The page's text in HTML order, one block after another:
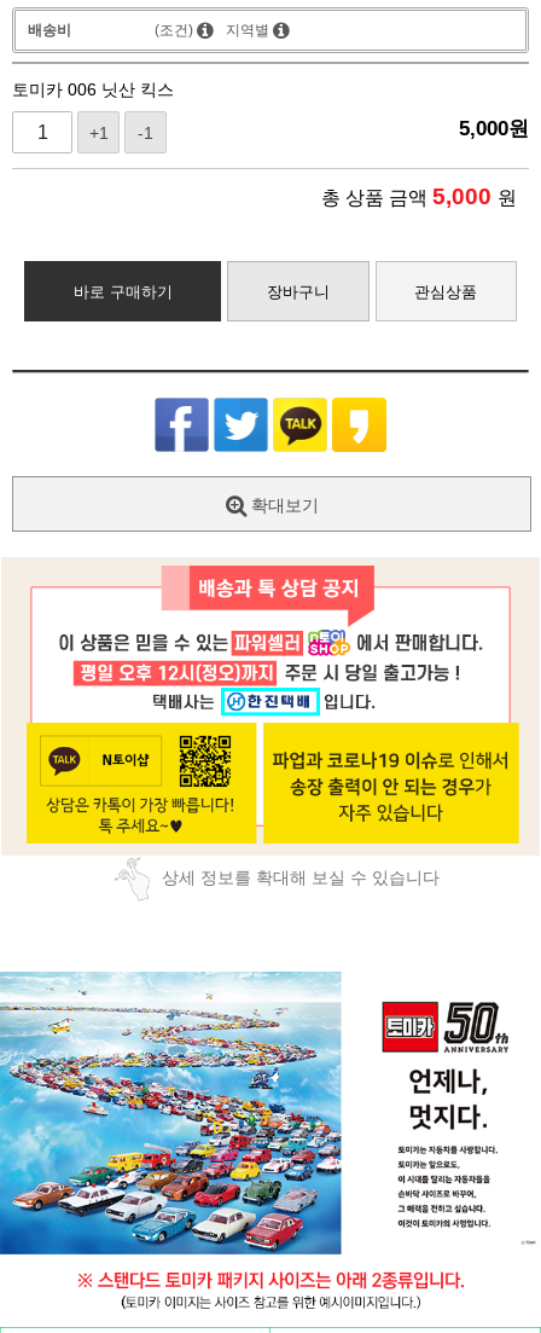
배송비 (조건) 지역별
토미카 006 닛산 킥스
+1 -1 5,000원
총 상품 금액 5,000 원
바로 구매하기 장바구니 관심상품
확대보기
상세 정보를 확대해 보실 수 있습니다